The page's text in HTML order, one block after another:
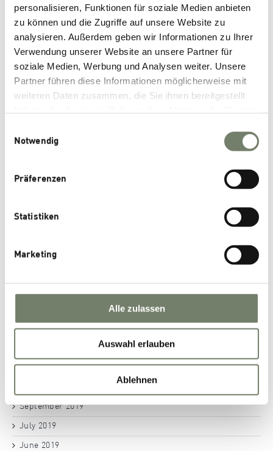
personalisieren, Funktionen für soziale Medien anbieten
zu können und die Zugriffe auf unsere Website zu
analysieren. Außerdem geben wir Informationen zu Ihrer
Verwendung unserer Website an unsere Partner für
soziale Medien, Werbung und Analysen weiter. Unsere
Partner führen diese Informationen möglicherweise mit
weiteren Daten zusammen, die Sie ihnen bereitgestellt
Notwendig
Präferenzen
Statistiken
Marketing
Alle zulassen
Auswahl erlauben
Ablehnen
June 2024
January 2024
October 2023
July 2023
June 2022
March 2022
September 2020
May 2020
September 2019
July 2019
June 2019